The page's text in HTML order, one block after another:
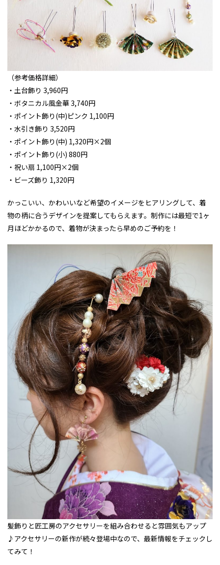
（参考価格詳細）
・土台飾り 3,960円
・ボタニカル風金華 3,740円
・ポイント飾り(中)ピンク 1,100円
・水引き飾り 3,520円
・ポイント飾り(中) 1,320円×2個
・ポイント飾り(小) 880円
・祝い扇 1,100円×2個
・ビーズ飾り 1,320円
かっこいい、かわいいなど希望のイメージをヒアリングして、着
物の柄に合うデザインを提案してもらえます。制作には最短で1ヶ
月ほどかかるので、着物が決まったら早めのご予約を！
髪飾りと匠工房のアクセサリーを組み合わせると雰囲気もアップ
♪アクセサリーの新作が続々登場中なので、最新情報をチェックし
てみて！